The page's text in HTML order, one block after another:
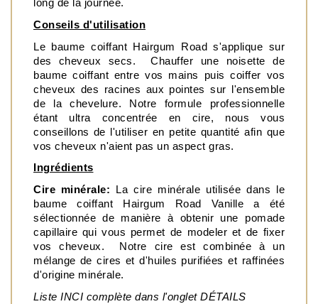
long de la journée.
Conseils d'utilisation
Le baume coiffant Hairgum Road s'applique sur
des cheveux secs.  Chauffer une noisette de
baume coiffant entre vos mains puis coiffer vos
cheveux des racines aux pointes sur l'ensemble
de la chevelure. Notre formule professionnelle
étant ultra concentrée en cire, nous vous
conseillons de l'utiliser en petite quantité afin que
vos cheveux n'aient pas un aspect gras.
Ingrédients
Cire minérale: La cire minérale utilisée dans le
baume coiffant Hairgum Road Vanille a été
sélectionnée de manière à obtenir une pomade
capillaire qui vous permet de modeler et de fixer
vos cheveux.  Notre cire est combinée à un
mélange de cires et d'huiles purifiées et raffinées
d'origine minérale.
Liste INCI complète dans l'onglet DÉTAILS